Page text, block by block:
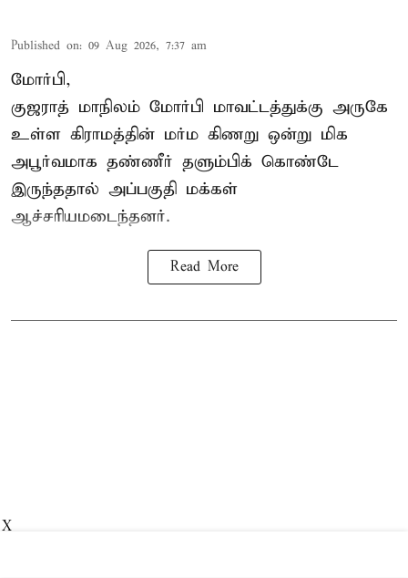
Published on: 09 Aug 2026, 7:37 am
மோர்பி,
குஜராத் மாநிலம் மோர்பி மாவட்டத்துக்கு அருகே
உள்ள கிராமத்தின் மர்ம கிணறு ஒன்று மிக
அபூர்வமாக தண்ணீர் தளும்பிக் கொண்டே
இருந்ததால் அப்பகுதி மக்கள்
ஆச்சரியமடைந்தனர்.
Read More
X